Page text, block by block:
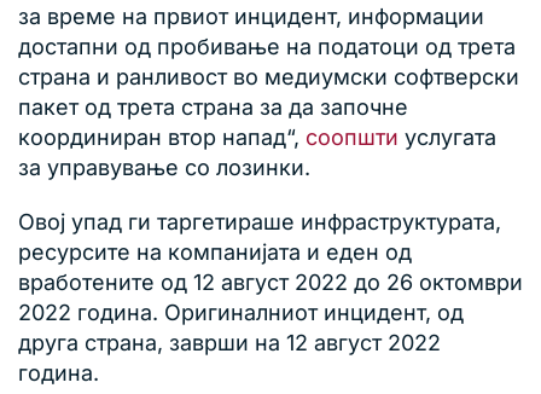
за време на првиот инцидент, информации
достапни од пробивање на податоци од трета
страна и ранливост во медиумски софтверски
пакет од трета страна за да започне
координиран втор напад“, соопшти услугата
за управување со лозинки.
Овој упад ги таргетираше инфраструктурата,
ресурсите на компанијата и еден од
вработените од 12 август 2022 до 26 октомври
2022 година. Оригиналниот инцидент, од
друга страна, заврши на 12 август 2022
година.